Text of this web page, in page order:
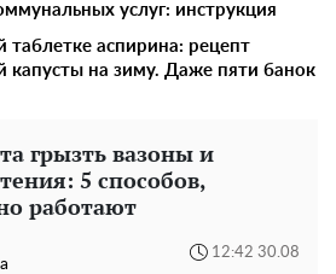
услуг: инструкция
таблетке аспирина: рецепт
капусты на зиму. Даже пяти банок
грызть вазоны и
5 способов,
работают
12:42 30.08